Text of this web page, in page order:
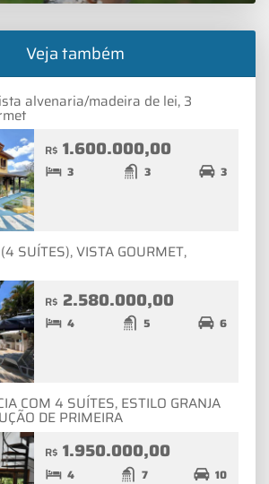
Veja também
alvenaria/madeira de lei, 3
R$ 1.600.000,00
3 3 3
SUÍTES), VISTA GOURMET,
R$ 2.580.000,00
4 5 6
COM 4 SUÍTES, ESTILO GRANJA
DE PRIMEIRA
R$ 1.950.000,00
4 7 10